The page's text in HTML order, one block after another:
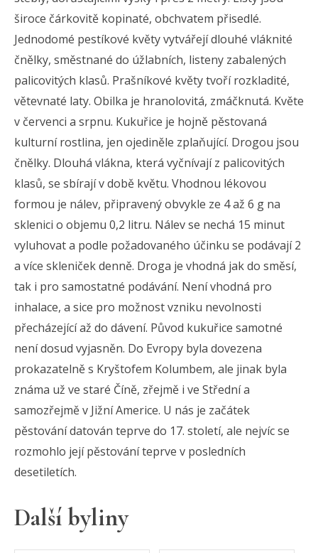
široce čárkovitě kopinaté, obchvatem přisedlé.
Jednodomé pestíkové květy vytvářejí dlouhé vláknité
čnělky, směstnané do úžlabních, listeny zabalených
palicovitých klasů. Prašníkové květy tvoří rozkladité,
větevnaté laty. Obilka je hranolovitá, zmáčknutá. Květe
v červenci a srpnu. Kukuřice je hojně pěstovaná
kulturní rostlina, jen ojediněle zplaňující. Drogou jsou
čnělky. Dlouhá vlákna, která vyčnívají z palicovitých
klasů, se sbírají v době květu. Vhodnou lékovou
formou je nálev, připravený obvykle ze 4 až 6 g na
sklenici o objemu 0,2 litru. Nálev se nechá 15 minut
vyluhovat a podle požadovaného účinku se podávají 2
a více skleniček denně. Droga je vhodná jak do směsí,
tak i pro samostatné podávání. Není vhodná pro
inhalace, a sice pro možnost vzniku nevolnosti
přecházející až do dávení. Původ kukuřice samotné
není dosud vyjasněn. Do Evropy byla dovezena
prokazatelně s Kryštofem Kolumbem, ale jinak byla
známa už ve staré Číně, zřejmě i ve Střední a
samozřejmě v Jižní Americe. U nás je začátek
pěstování datován teprve do 17. století, ale nejvíc se
rozmohlo její pěstování teprve v posledních
desetiletích.
Další byliny